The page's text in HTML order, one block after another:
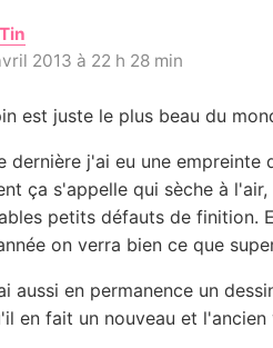
i
:
2013 à 22 h 28 min
est juste le plus beau du
dernière j'ai eu une
ça s'appelle qui sèche à
petits défauts de finition.
on verra bien ce que
aussi en permanence un
en fait un nouveau et